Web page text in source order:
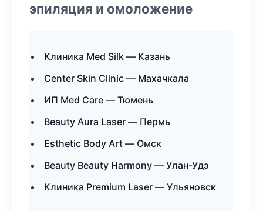
эпиляция и омоложение
Клиника Med Silk — Казань
Center Skin Clinic — Махачкала
ИП Med Care — Тюмень
Beauty Aura Laser — Пермь
Esthetic Body Art — Омск
Beauty Beauty Harmony — Улан-Удэ
Клиника Premium Laser — Ульяновск